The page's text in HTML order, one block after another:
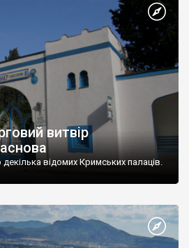
витвір
відомих Кримських палаців.